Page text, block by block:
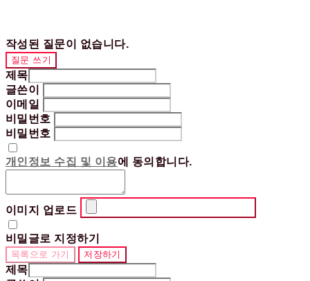
작성된 질문이 없습니다.
질문 쓰기
제목
글쓴이
이메일
비밀번호
비밀번호
개인정보 수집 및 이용에 동의합니다.
이미지 업로드
비밀글로 지정하기
목록으로 가기 저장하기
제목